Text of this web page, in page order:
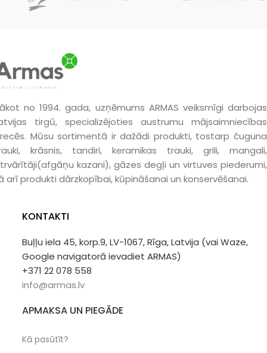
no 1994. gada, uzņēmums ARMAS veiksmīgi darbojas
tirgū, specializējoties austrumu mājsaimniecības
Mūsu sortimentā ir dažādi produkti, tostarp čuguna
krāsnis, tandiri, keramikas trauki, grili, mangali,
kazani), gāzes degļi un virtuves piederumi,
arī produkti dārzkopībai, kūpināšanai un konservēšanai.
KONTAKTI
Buļļu iela 45, korp.9, LV-1067, Rīga, Latvija (vai Waze,
Google navigatorā ievadiet ARMAS)
+371 22 078 558
info@armas.lv
APMAKSA UN PIEGĀDE
Kā pasūtīt?